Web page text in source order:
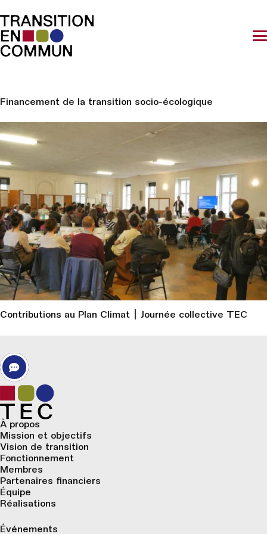
Financement de la transition socio-écologique
Contributions au Plan Climat | Journée collective TEC
À propos
Mission et objectifs
Vision de transition
Fonctionnement
Membres
Partenaires financiers
Équipe
Réalisations
Événements